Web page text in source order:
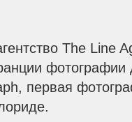
The Line
фотографии
первая